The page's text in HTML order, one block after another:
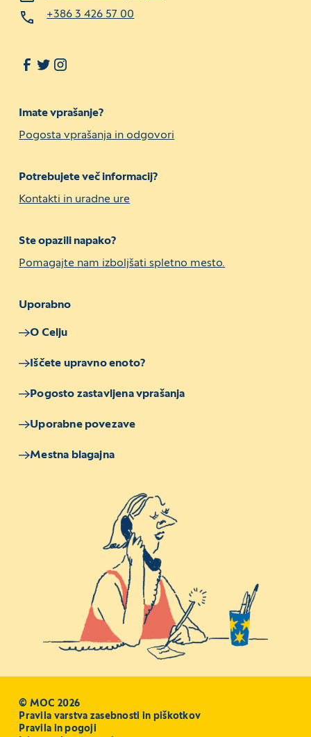
+386 3 426 57 00
Imate vprašanje?
Pogosta vprašanja in odgovori
Potrebujete več informacij?
Kontakti in uradne ure
Ste opazili napako?
Pomagajte nam izboljšati spletno mesto.
Uporabno
O Celju
Iščete upravno enoto?
Pogosto zastavljena vprašanja
Uporabne povezave
Mestna blagajna
© MOC 2026
Pravila varstva zasebnosti in piškotkov
Pravila in pogoji